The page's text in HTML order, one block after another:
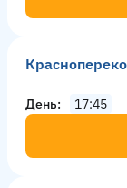
День
17:45